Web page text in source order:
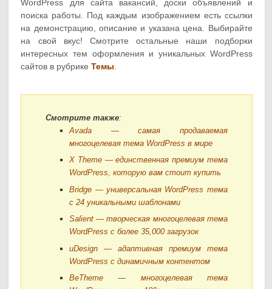
WordPress для сайта вакансий, доски объявлений и
поиска работы. Под каждым изображением есть ссылки
на демонстрацию, описание и указана цена. Выбирайте
на свой вкус! Смотрите остальные наши подборки
интересных тем оформления и уникальных WordPress
сайтов в рубрикеТемы
Смотрите также:
Avada — самая продаваемая
многоцелевая тема WordPress в мире
X Theme — единственная премиум тема
WordPress, которую вам стоит купить
Bridge — универсальная WordPress тема
с 24 уникальными шаблонами
Salient — творческая многоцелевая тема
WordPress с более 35,000 загрузок
uDesign — адаптивная премиум тема
WordPress с динамичным контентом
BeTheme — многоцелевая тема